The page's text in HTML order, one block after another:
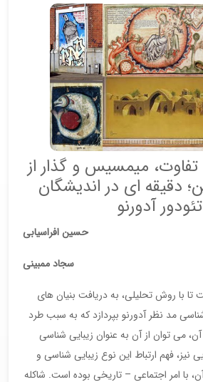
تفاوت، میمسیس و گذار از
دقیقه ای در اندیشگان
تئودور آدورنو
حسین افراسیابی
سجاد ممبینی
با روش تحلیلی، به دریافت بنیان های
مد نظر آدورنو بپردازد که به سبب طرد
می توان از آن به عنوان زیبایی شناسی
نیز، فهم ارتباط این نوع زیبایی شناسی و
با امر اجتماعی – تاریخی بوده است. شاکله